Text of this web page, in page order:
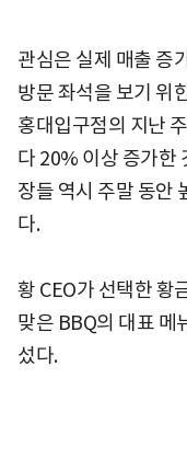
관심은 실제 매출 증
방문 좌석을 보기 위
홍대입구점의 지난
다 20% 이상 증가한
장들 역시 주말 동안
다.
황 CEO가 선택한 황
맞은 BBQ의 대표 메
섰다.